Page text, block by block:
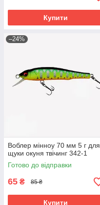
Купити
–24%
Воблер мінноу 70 мм 5 г для
щуки окуня твічинг 342-1
Готово до відправки
65 ₴ 85 ₴
Купити